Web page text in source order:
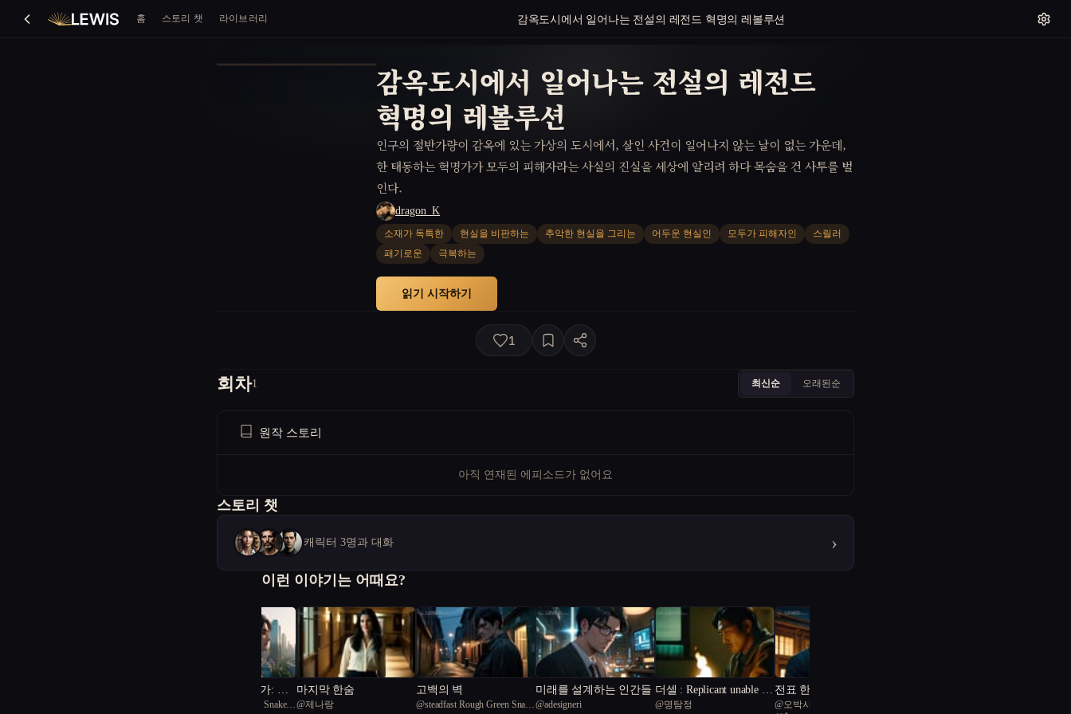
홈 스토리 챗 라이브러리 감옥도시에서 일어나는 전설의 레전드 혁명의 레볼루션
감옥도시에서 일어나는 전설의 레전드
혁명의 레볼루션
인구의 절반가량이 감옥에 있는 가상의 도시에서, 살인 사건이 일어나지 않는 날이 없는 가운데,
한 태동하는 혁명가가 모두의 피해자라는 사실의 진실을 세상에 알리려 하다 목숨을 건 사투를 벌
인다.
dragon_K
소재가 독특한 현실을 비판하는 추악한 현실을 그리는 어두운 현실인 모두가 피해자인
스릴러
패기로운
극복하는
읽기 시작하기
1
회차1 최신순 오래된순
원작 스토리
아직 연재된 에피소드가 없어요
스토리 챗
캐릭터 3명과 대화 ›
이런 이야기는 어때요?
미래 도시의 건축가: 자
연과 기술의 교향곡
urgent Rough Green Snake
마지막 한숨
@제나랑
고백의 벽
@steadfast Rough Green Snake
미래를 설계하는 인간들
@adesigneri
더셀 : Replicant unable to
empathize
@명탐정
전표 한장으로 도시를 궤
멸시키는 법
@오박사